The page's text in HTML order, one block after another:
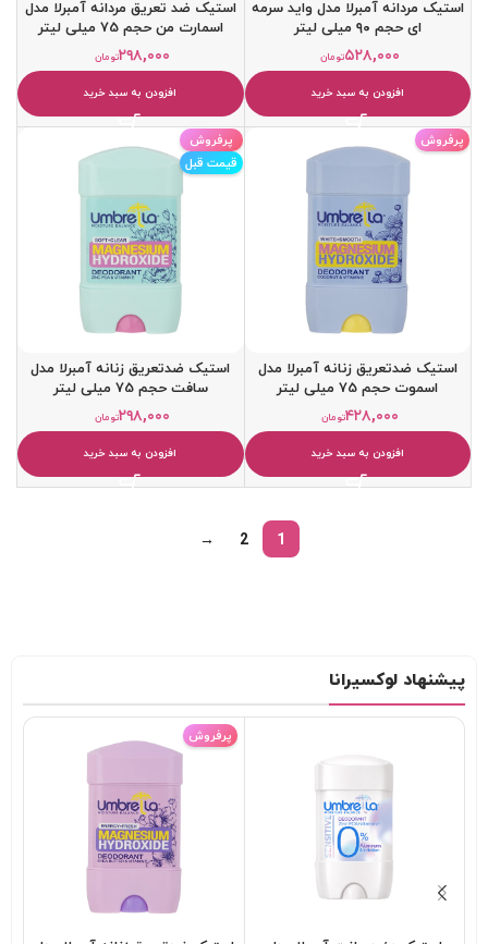
استیک مردانه آمبرلا مدل واید سرمه
ای حجم ۹۰ میلی لیتر
تومان۵۲۸,۰۰۰
افزودن به سبد خرید
استیک ضد تعریق مردانه آمبرلا مدل
اسمارت من حجم 75 میلی لیتر
تومان۲۹۸,۰۰۰
افزودن به سبد خرید
پرفروش
استيک ضدتعریق زنانه آمبرلا مدل
اسموت حجم 75 میلی لیتر
تومان۴۲۸,۰۰۰
افزودن به سبد خرید
پرفروش
قیمت قبل
استيک ضدتعریق زنانه آمبرلا مدل
سافت حجم 75 میلی لیتر
تومان۲۹۸,۰۰۰
افزودن به سبد خرید
1
2
→
پیشنهاد لوکسیرانا
پرفروش